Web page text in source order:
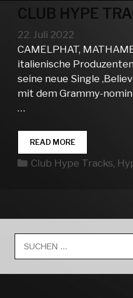
CLUB HYPE
22. Juli 2022
CAMELPHAT,
italienische
seine neue Single
mit dem Grammy-
…
READ MORECLUB
HYPE
TRACKS
Kategorien
Club Hype Tracks,
nach: